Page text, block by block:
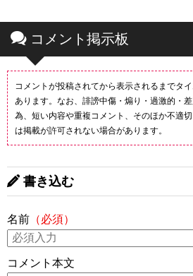
コメント掲示板
コメントが投稿されてから表示されるまでタ
あります。なお、誹謗中傷・煽り・過激的・
為、短い内容や重複コメント、そのほか不適
は掲載が許可されない場合があります。
書き込む
名前 （必須）
コメント本文